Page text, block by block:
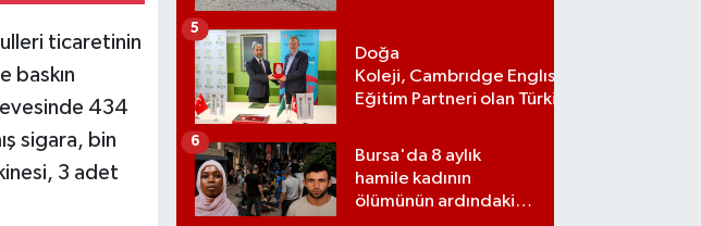
ticaretinin
baskın
434
sigara, bin
3 adet
Doğa
Koleji, Cambrıdge Englısh Platınum
Eğitim Partneri olan Türkiye’deki ilk
5
Bursa'da 8 aylık
hamile kadının
ölümünün ardındaki
6